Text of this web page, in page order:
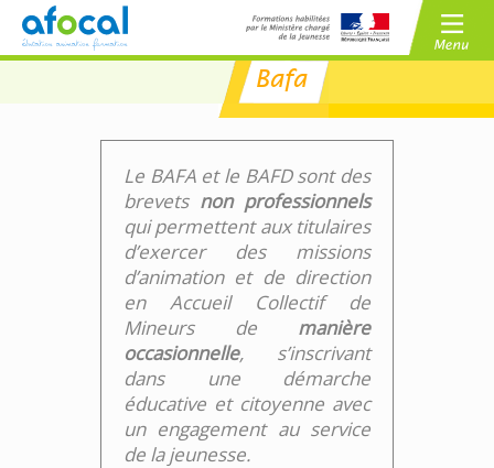
BAFA
BPJEPS
/
CPJEPS
Bafa
Le BAFA et le BAFD sont des
brevets non professionnels
qui permettent aux titulaires
d’exercer des missions
d’animation et de direction
en Accueil Collectif de
Mineurs de manière
occasionnelle, s’inscrivant
dans une démarche
éducative et citoyenne avec
un engagement au service
de la jeunesse.